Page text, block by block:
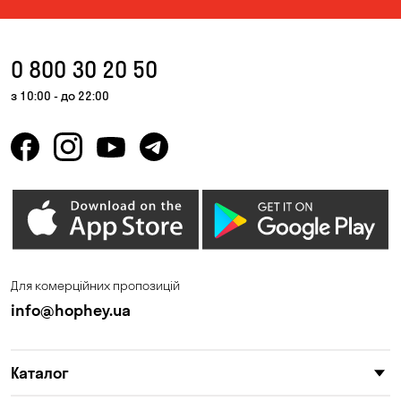
0 800 30 20 50
з 10:00 - до 22:00
Для комерційних пропозицій
info@hophey.ua
Каталог